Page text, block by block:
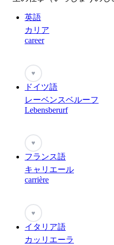
英語
カリア
career
♥
ドイツ語
レーベンスベルーフ
Lebensberurf
♥
フランス語
キャリエール
carrière
♥
イタリア語
カッリエーラ